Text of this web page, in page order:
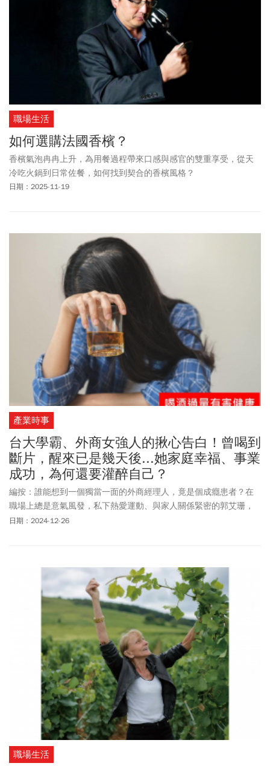
職場生活
如何選購法國香檳？
香檳氣泡冉冉上升，為用餐過程帶來口感與感官的雙重享受，從天
冷吃火鍋到日常佐餐，如何找到契合的香檳風格？
日期：2025-11-19
產業時事
台大學霸、外商女強人的揪心告白！曾喝到
斷片，醒來已是幾天後...她家庭幸福、事業
成功，為何還要灌醉自己？
編按：誰能想到一個獨當一面的外商經理人，竟是個成癮患者？在
職場上總是意氣風發，私下熱愛運動、與家人關係緊密的郭艾珊，
竟有個秘密：事業愈成功，她愈依賴酒精。醉到最狼狽的時候，傍
家人把她反鎖在臥室，她卻還是能喝到爛醉，怎麼辦到的？原來她
從臥室的陽臺爬出去，踏著14樓高的外牆水管爬進客廳拿酒…直到
躺在蒼白的病床上，面對超高的肝指數和嚴重黃疸，才讓她不得不
正視這個問題，正式戒酒，重整自己的人生。郭艾珊的故事，揭露
了最真實、最脆弱的自己，提醒我們面對困難時不要害怕，鼓起勇
氣走下去，無論如何終將迎向康復。
日期：2024-12-26
職場生活